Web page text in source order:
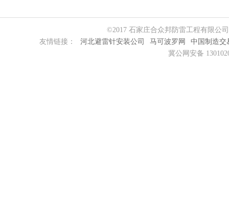
©2017 石家庄合众邦防雷工程有限公
友情链接：
河北避雷针安装公司 马可波罗网
中国制造交
冀公网安备